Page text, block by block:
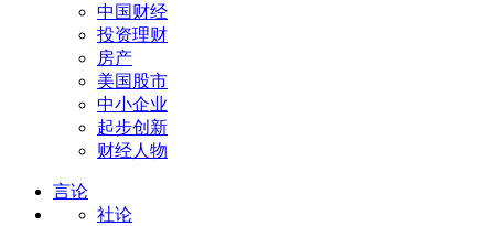
中国财经
投资理财
房产
美国股市
中小企业
起步创新
财经人物
言论
社论